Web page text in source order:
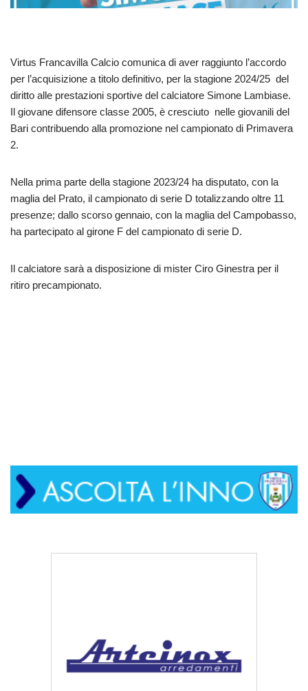
Virtus Francavilla Calcio comunica di aver raggiunto l’accordo
per l’acquisizione a titolo definitivo, per la stagione 2024/25 del
diritto alle prestazioni sportive del calciatore Simone Lambiase.
Il giovane difensore classe 2005, è cresciuto nelle giovanili del
Bari contribuendo alla promozione nel campionato di Primavera
2.
Nella prima parte della stagione 2023/24 ha disputato, con la
maglia del Prato, il campionato di serie D totalizzando oltre 11
presenze; dallo scorso gennaio, con la maglia del Campobasso,
ha partecipato al girone F del campionato di serie D.
Il calciatore sarà a disposizione di mister Ciro Ginestra per il
ritiro precampionato.